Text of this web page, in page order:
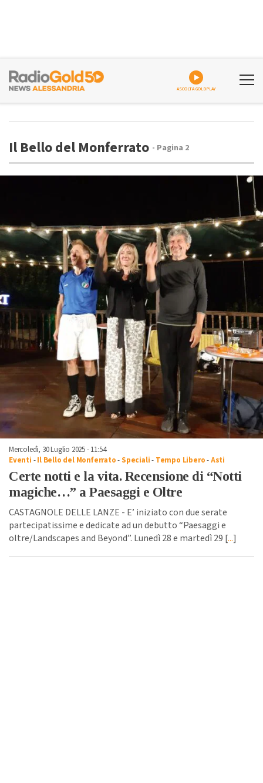
Il Bello del Monferrato - Pagina 2
Mercoledì, 30 Luglio 2025 - 11:54
Eventi -Il Bello del Monferrato-Speciali- Tempo Libero-Asti
Certe notti e la vita. Recensione di “Notti
magiche…” a Paesaggi e Oltre
CASTAGNOLE DELLE LANZE - E’ iniziato con due serate
partecipatissime e dedicate ad un debutto “Paesaggi e
oltre/Landscapes and Beyond”. Lunedì 28 e martedì 29 [...]